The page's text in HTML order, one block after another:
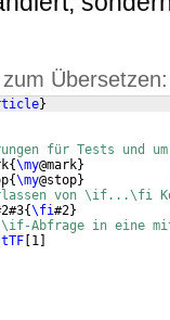
Übersetzen:
}
für Tests und um
{\my@mark}
{\my@stop}
von \if...\fi
{\fi#2}
\if-Abfrage in eine mit
1